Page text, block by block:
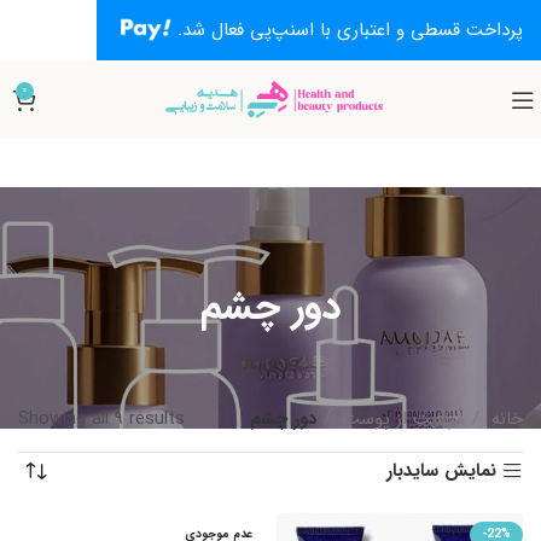
0
دور چشم
خانه مراقبت از پوست دور چشم
Showing all 9 results
نمایش سایدبار
-22% عدم موجودی
پرداخت قسطی و اعتباری با اسنپ‌پی فعال شد.